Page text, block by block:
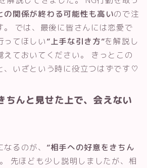
の関係が終わる可能性も高いので注
。 では、最後に皆さんには恋愛で
ってほしい”上手な引き方”を解説し
えておいてください。 きっとこの
、いざという時に役立つはずです♡
ちんと見せた上で、会えない
るのが、 ”相手への好意をきちん
先ほども少し説明しましたが、相